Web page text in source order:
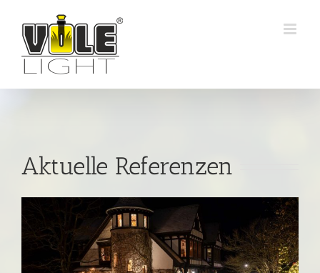
Inhalt
springen
Aktuelle Referenzen